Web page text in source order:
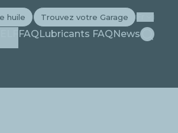
FAQLubricants FAQNews
huile Trouvez votre Garage